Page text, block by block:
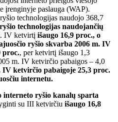
įrenginyje paslauga (WAP).
technologijas naudojo 368,7
technologijas naudojančių
IV ketvirtį išaugo 16,9 proc., o
ryšio skvarba 2006 m. IV
proc., per ketvirtį išaugo 1,3
m. IV ketvirčio pabaigos – 4,0
IV ketvirčio pabaigoje 25,3 proc.
internetu.
ryšio kanalų sparta
su III ketvirčiu išaugo 16,8